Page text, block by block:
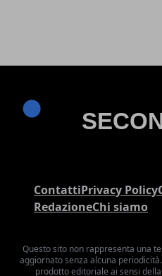
ContattiPrivacy Policy
RedazioneChi siamo
Questo sito non rappresenta una
aggiornato senza alcuna
prodotto editoriale ai sensi